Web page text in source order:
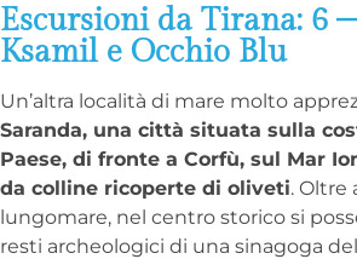
Escursioni da Tirana: 6
Ksamil e Occhio Blu
Un’altra località di mare molto
Saranda, una città situata sulla
Paese, di fronte a Corfù, sul Mar
da colline ricoperte di oliveti. Oltre
lungomare, nel centro storico si
resti archeologici di una sinagoga